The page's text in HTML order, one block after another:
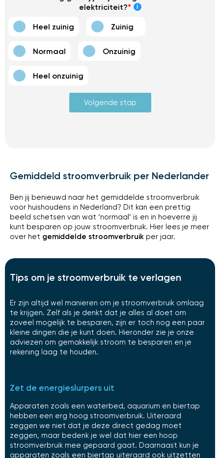
elektriciteit?*
Heel zuinig Zuinig
Normaal Onzuinig
Heel onzuinig
Volgende stap
Gemiddeld stroomverbruik per Nederlander
Ben jij benieuwd naar het gemiddelde stroomverbruik
voor huishoudens in Nederland? Dit kan een prettig
beeld schetsen van wat ‘normaal’ is en in hoeverre jij
kunt besparen op jouw stroomverbruik. Hier lees je meer
over het gemiddelde stroomverbruik per jaar.
Tips om je stroomverbruik te verlagen
Er zijn altijd wel manieren om je stroomverbruik omlaag
te krijgen. Zelf als je denkt dat je alles al doet om
zoveel mogelijk te besparen, zijn er toch nog een paar
kleine dingen die je kunt doen. Hieronder zie je onze
adviezen om gemakkelijk stroom te besparen en je
rekening laag te houden.
Zet de energieslurpers uit
Apparaten zoals een waterbed, aquarium en biertap
hebben een erg hoog stroomverbruik. Uiteraard
zeggen we niet dat je deze direct gedag moet
zeggen, maar bedenk je wel dat hier een hoop
stroomverbruik mee gepaard gaat. Daarnaast kun je
apparaten zoals een biertap uiteraard ook uitzetten